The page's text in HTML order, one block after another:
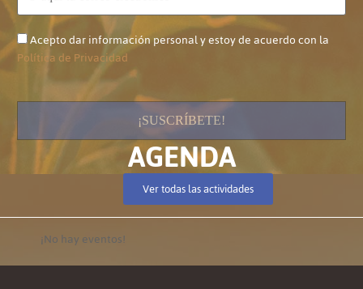
Acepto dar información personal y estoy de acuerdo con la
Política de Privacidad
AGENDA
Ver todas las actividades
¡No hay eventos!